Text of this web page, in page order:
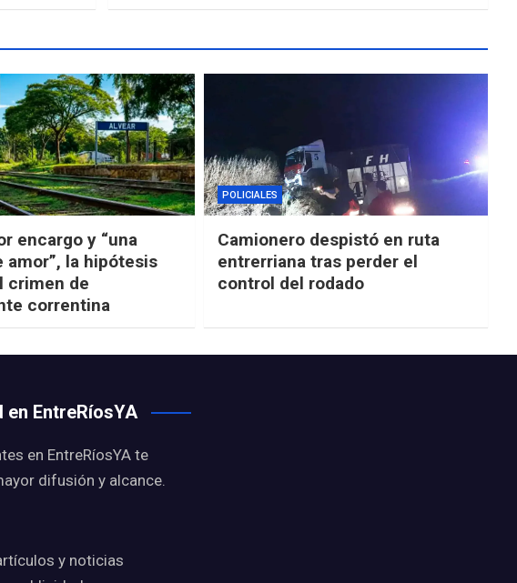
encargo y “una
amor”, la hipótesis
crimen de
correntina
POLICIALES
Camionero despistó en ruta
entrerriana tras perder el
control del rodado
en EntreRíosYA
en EntreRíosYA te
difusión y alcance.
y noticias